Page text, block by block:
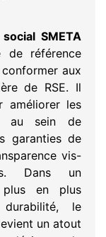
SMETA
de référence
aux
de RSE. Il
améliorer les
au sein de
garanties de
vis-
Dans un
plus en plus
le
un atout